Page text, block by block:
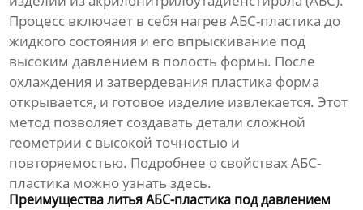
Процесс включает в себя нагрев АБС-пластика до
жидкого состояния и его впрыскивание под
высоким давлением в полость формы. После
охлаждения и затвердевания пластика форма
открывается, и готовое изделие извлекается. Этот
метод позволяет создавать детали сложной
геометрии с высокой точностью и
повторяемостью. Подробнее о свойствах АБС-
пластика можно узнатьздесь.
Преимущества литья АБС-пластика под давлением